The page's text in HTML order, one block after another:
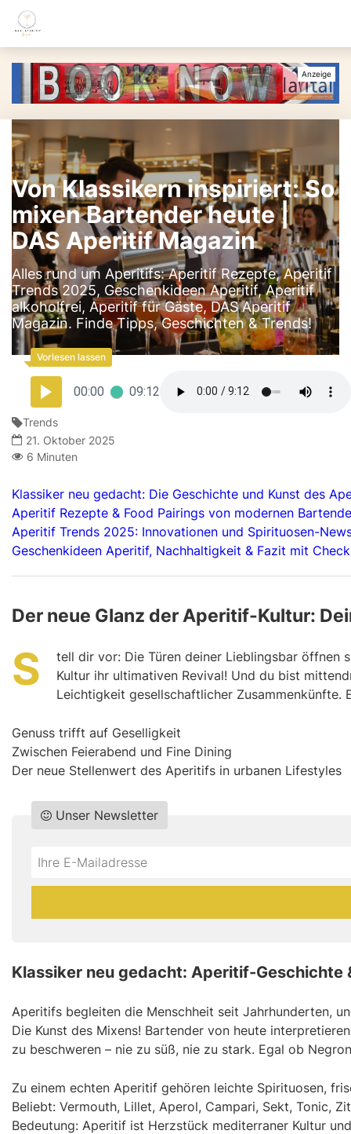
Von Klassikern inspiriert: So
mixen Bartender heute |
DAS Aperitif Magazin
Alles rund um Aperitifs: Aperitif Rezepte, Aperitif
Trends 2025, Geschenkideen Aperitif, Aperitif
alkoholfrei, Aperitif für Gäste, DAS Aperitif
Magazin. Finde Tipps, Geschichten & Trends!
00:00 09:12
Trends
21. Oktober 2025
6 Minuten
Klassiker neu gedacht: Die Geschichte und Kunst des
Aperitif Rezepte & Food Pairings von modernen
Aperitif Trends 2025: Innovationen und Spirituosen-
Geschenkideen Aperitif, Nachhaltigkeit & Fazit mit
Der neue Glanz der Aperitif-Kultur:
S
tell dir vor: Die Türen deiner Lieblingsbar öffnen
Kultur ihr ultimativen Revival! Und du bist
Leichtigkeit gesellschaftlicher
Genuss trifft auf Geselligkeit
Zwischen Feierabend und Fine Dining
Der neue Stellenwert des Aperitifs in urbanen Lifestyles
Do
Unser Newsletter
*Ihre
Klassiker neu gedacht: Aperitif-Geschichte
Aperitifs begleiten die Menschheit seit Jahrhunderten,
Die Kunst des Mixens! Bartender von heute
zu beschweren – nie zu süß, nie zu stark. Egal ob
Zu einem echten Aperitif gehören leichte Spirituosen,
Beliebt: Vermouth, Lillet, Aperol, Campari, Sekt, Tonic,
Bedeutung: Aperitif ist Herzstück mediterraner Kultur